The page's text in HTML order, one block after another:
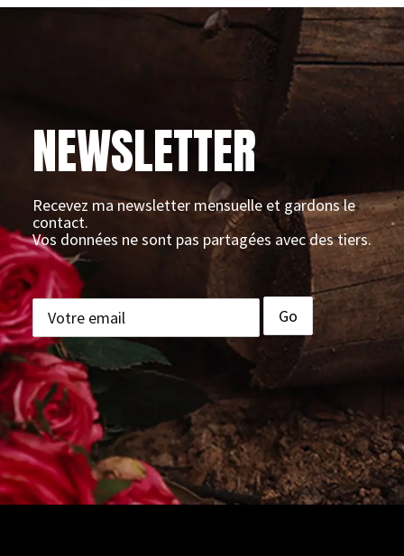
NEWSLETTER
Recevez ma newsletter mensuelle et gardons le
contact.
Vos données ne sont pas partagées avec des tiers.